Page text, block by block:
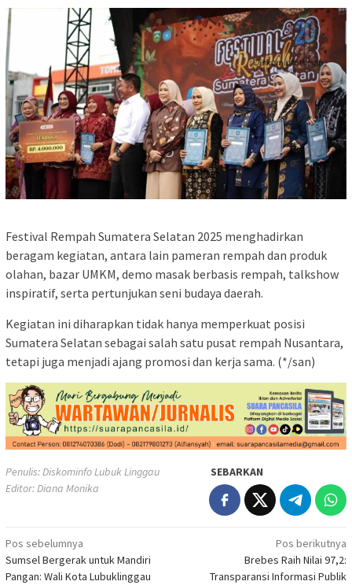
Festival Rempah Sumatera Selatan 2025 menghadirkan
beragam kegiatan, antara lain pameran rempah dan produk
olahan, bazar UMKM, demo masak berbasis rempah, talkshow
inspiratif, serta pertunjukan seni budaya daerah.
Kegiatan ini diharapkan tidak hanya memperkuat posisi
Sumatera Selatan sebagai salah satu pusat rempah Nusantara,
tetapi juga menjadi ajang promosi dan kerja sama. (*/san)
Penulis: Diskominfo Lubuk Linggau
Editor: Diana Monika
SEBARKAN
Navigasi
pos
Pos sebelumnya
Sumsel Bergerak untuk Mandiri
Pangan: Wali Kota Lubuklinggau
Pos berikutnya
Brebes Raih Nilai 97,2:
Transparansi Informasi Publik